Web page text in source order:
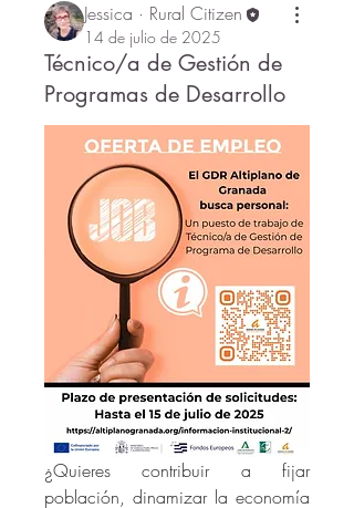
Jessica · Rural Citizen
14 de julio de 2025
Técnico/a de Gestión de
Programas de Desarrollo
¿Quieres contribuir a fijar
población, dinamizar la economía